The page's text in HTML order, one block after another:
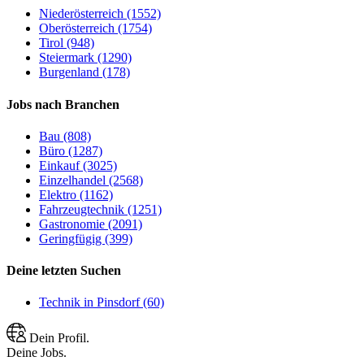
Niederösterreich (1552)
Oberösterreich (1754)
Tirol (948)
Steiermark (1290)
Burgenland (178)
Jobs nach Branchen
Bau (808)
Büro (1287)
Einkauf (3025)
Einzelhandel (2568)
Elektro (1162)
Fahrzeugtechnik (1251)
Gastronomie (2091)
Geringfügig (399)
Deine letzten Suchen
Technik in Pinsdorf (60)
Dein Profil.
Deine Jobs.